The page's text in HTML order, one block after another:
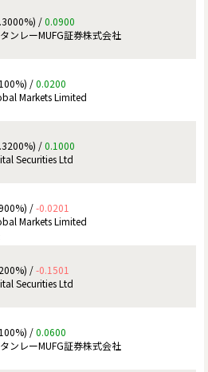
/0.0900
ンレーMUFG証券株式会社
/0.0200
Markets Limited
/0.1000
Securities Ltd
/-0.0201
Markets Limited
/-0.1501
Securities Ltd
/0.0600
ンレーMUFG証券株式会社